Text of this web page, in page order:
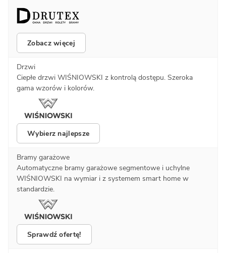
Zobacz więcej
Drzwi
Ciepłe drzwi WIŚNIOWSKI z kontrolą dostępu. Szeroka
gama wzorów i kolorów.
Wybierz najlepsze
Bramy garażowe
Automatyczne bramy garażowe segmentowe i uchylne
WIŚNIOWSKI na wymiar i z systemem smart home w
standardzie.
Sprawdź ofertę!